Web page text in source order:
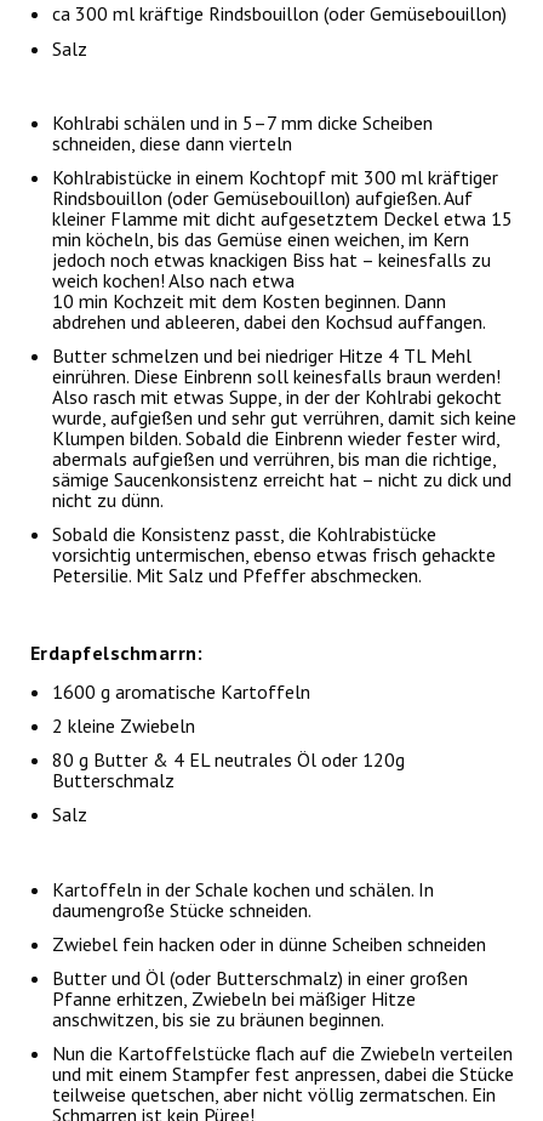
ca 300 ml kräftige Rindsbouillon (oder Gemüsebouillon)
Salz
Kohlrabi schälen und in 5–7 mm dicke Scheiben
schneiden, diese dann vierteln
Kohlrabistücke in einem Kochtopf mit 300 ml kräftiger
Rindsbouillon (oder Gemüsebouillon) aufgießen. Auf
kleiner Flamme mit dicht aufgesetztem Deckel etwa 15
min köcheln, bis das Gemüse einen weichen, im Kern
jedoch noch etwas knackigen Biss hat – keinesfalls zu
weich kochen! Also nach etwa
10 min Kochzeit mit dem Kosten beginnen. Dann
abdrehen und ableeren, dabei den Kochsud auffangen.
Butter schmelzen und bei niedriger Hitze 4 TL Mehl
einrühren. Diese Einbrenn soll keinesfalls braun werden!
Also rasch mit etwas Suppe, in der der Kohlrabi gekocht
wurde, aufgießen und sehr gut verrühren, damit sich keine
Klumpen bilden. Sobald die Einbrenn wieder fester wird,
abermals aufgießen und verrühren, bis man die richtige,
sämige Saucenkonsistenz erreicht hat – nicht zu dick und
nicht zu dünn.
Sobald die Konsistenz passt, die Kohlrabistücke
vorsichtig untermischen, ebenso etwas frisch gehackte
Petersilie. Mit Salz und Pfeffer abschmecken.
Erdapfelschmarrn:
1600 g aromatische Kartoffeln
2 kleine Zwiebeln
80 g Butter & 4 EL neutrales Öl oder 120g
Butterschmalz
Salz
Kartoffeln in der Schale kochen und schälen. In
daumengroße Stücke schneiden.
Zwiebel fein hacken oder in dünne Scheiben schneiden
Butter und Öl (oder Butterschmalz) in einer großen
Pfanne erhitzen, Zwiebeln bei mäßiger Hitze
anschwitzen, bis sie zu bräunen beginnen.
Nun die Kartoffelstücke flach auf die Zwiebeln verteilen
und mit einem Stampfer fest anpressen, dabei die Stücke
teilweise quetschen, aber nicht völlig zermatschen. Ein
Schmarren ist kein Püree!